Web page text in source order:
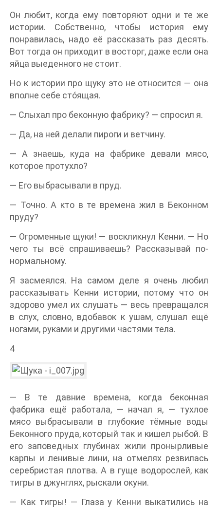
Он любит, когда ему повторяют одни и те же
истории. Собственно, чтобы история ему
понравилась, надо её рассказать раз десять.
Вот тогда он приходит в восторг, даже если она
яйца выеденного не стоит.
Но к истории про щуку это не относится — она
вполне себе сто́ящая.
— Слыхал про беконную фабрику? — спросил я.
— Да, на ней делали пироги и ветчину.
— А знаешь, куда на фабрике девали мясо,
которое протухло?
— Его выбрасывали в пруд.
— Точно. А кто в те времена жил в Беконном
пруду?
— Огроменные щуки! — воскликнул Кенни. — Но
чего ты всё спрашиваешь? Рассказывай по-
нормальному.
Я засмеялся. На самом деле я очень любил
рассказывать Кенни истории, потому что он
здорово умел их слушать — весь превращался
в слух, словно, вдобавок к ушам, слушал ещё
ногами, руками и другими частями тела.
4
— В те давние времена, когда беконная
фабрика ещё работала, — начал я, — тухлое
мясо выбрасывали в глубокие тёмные воды
Беконного пруда, который так и кишел рыбой. В
его заповедных глубинах жили пронырливые
карпы и ленивые лини, на отмелях резвилась
серебристая плотва. А в гуще водорослей, как
тигры в джунглях, рыскали окуни.
— Как тигры! — Глаза у Кенни выкатились на